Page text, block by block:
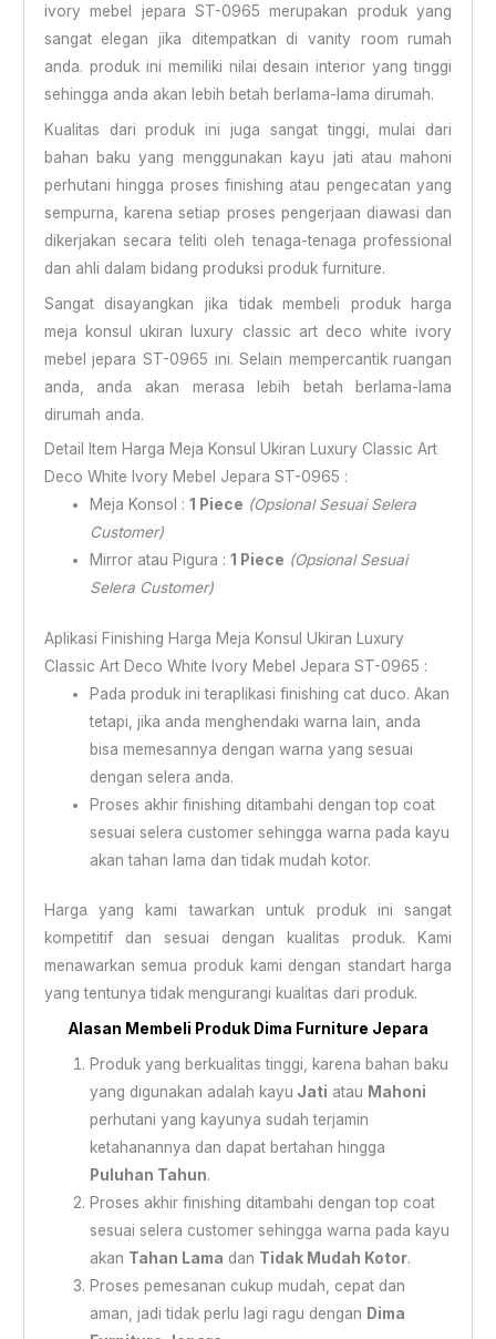
ivory mebel jepara ST-0965 merupakan produk yang
sangat elegan jika ditempatkan di vanity room rumah
anda. produk ini memiliki nilai desain interior yang tinggi
sehingga anda akan lebih betah berlama-lama dirumah.
Kualitas dari produk ini juga sangat tinggi, mulai dari
bahan baku yang menggunakan kayu jati atau mahoni
perhutani hingga proses finishing atau pengecatan yang
sempurna, karena setiap proses pengerjaan diawasi dan
dikerjakan secara teliti oleh tenaga-tenaga professional
dan ahli dalam bidang produksi produk furniture.
Sangat disayangkan jika tidak membeli produk harga
meja konsul ukiran luxury classic art deco white ivory
mebel jepara ST-0965 ini. Selain mempercantik ruangan
anda, anda akan merasa lebih betah berlama-lama
dirumah anda.
Detail Item Harga Meja Konsul Ukiran Luxury Classic Art
Deco White Ivory Mebel Jepara ST-0965 :
Meja Konsol : 1 Piece (Opsional Sesuai Selera
Customer)
Mirror atau Pigura : 1 Piece (Opsional Sesuai
Selera Customer)
Aplikasi Finishing Harga Meja Konsul Ukiran Luxury
Classic Art Deco White Ivory Mebel Jepara ST-0965 :
Pada produk ini teraplikasi finishing cat duco. Akan
tetapi, jika anda menghendaki warna lain, anda
bisa memesannya dengan warna yang sesuai
dengan selera anda.
Proses akhir finishing ditambahi dengan top coat
sesuai selera customer sehingga warna pada kayu
akan tahan lama dan tidak mudah kotor.
Harga yang kami tawarkan untuk produk ini sangat
kompetitif dan sesuai dengan kualitas produk. Kami
menawarkan semua produk kami dengan standart harga
yang tentunya tidak mengurangi kualitas dari produk.
Alasan Membeli Produk Dima Furniture Jepara
Produk yang berkualitas tinggi, karena bahan baku
yang digunakan adalah kayu Jati atau Mahoni
perhutani yang kayunya sudah terjamin
ketahanannya dan dapat bertahan hingga
Puluhan Tahun.
Proses akhir finishing ditambahi dengan top coat
sesuai selera customer sehingga warna pada kayu
akan Tahan Lama dan Tidak Mudah Kotor.
Proses pemesanan cukup mudah, cepat dan
aman, jadi tidak perlu lagi ragu dengan Dima